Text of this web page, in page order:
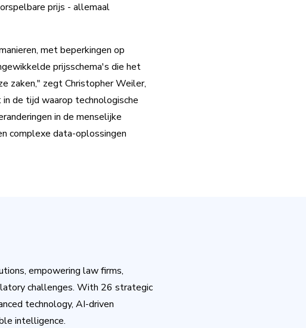
prijs - allemaal
met beperkingen op
prijsschema's die het
zaken," zegt Christopher Weiler,
de tijd waarop technologische
in de menselijke
complexe data-oplossingen
empowering law firms,
challenges. With 26 strategic
technology, AI-driven
intelligence.